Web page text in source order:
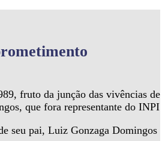
fruto da junção das vivências de
que fora representante do INPI
seu pai, Luiz Gonzaga Domingos